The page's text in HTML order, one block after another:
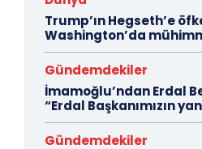
Trump’ın Hegseth’e
Washington’da
Gündemdekiler
İmamoğlu’ndan Erdal
“Erdal Başkanımızın
Gündemdekiler